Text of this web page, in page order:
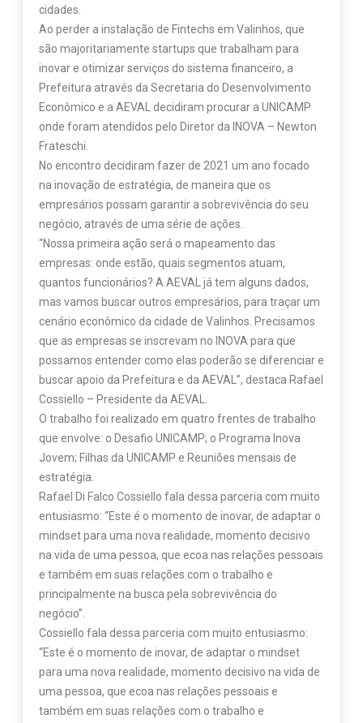
cidades.
Ao perder a instalação de Fintechs em Valinhos, que
são majoritariamente startups que trabalham para
inovar e otimizar serviços do sistema financeiro, a
Prefeitura através da Secretaria do Desenvolvimento
Econômico e a AEVAL decidiram procurar a UNICAMP
onde foram atendidos pelo Diretor da INOVA – Newton
Frateschi.
No encontro decidiram fazer de 2021 um ano focado
na inovação de estratégia, de maneira que os
empresários possam garantir a sobrevivência do seu
negócio, através de uma série de ações.
“Nossa primeira ação será o mapeamento das
empresas: onde estão, quais segmentos atuam,
quantos funcionários? A AEVAL já tem alguns dados,
mas vamos buscar outros empresários, para traçar um
cenário econômico da cidade de Valinhos. Precisamos
que as empresas se inscrevam no INOVA para que
possamos entender como elas poderão se diferenciar e
buscar apoio da Prefeitura e da AEVAL”, destaca Rafael
Cossiello – Presidente da AEVAL.
O trabalho foi realizado em quatro frentes de trabalho
que envolve: o Desafio UNICAMP; o Programa Inova
Jovem; Filhas da UNICAMP e Reuniões mensais de
estratégia.
Rafael Di Falco Cossiello fala dessa parceria com muito
entusiasmo: “Este é o momento de inovar, de adaptar o
mindset para uma nova realidade, momento decisivo
na vida de uma pessoa, que ecoa nas relações pessoais
e também em suas relações com o trabalho e
principalmente na busca pela sobrevivência do
negócio”.
Cossiello fala dessa parceria com muito entusiasmo:
“Este é o momento de inovar, de adaptar o mindset
para uma nova realidade, momento decisivo na vida de
uma pessoa, que ecoa nas relações pessoais e
também em suas relações com o trabalho e